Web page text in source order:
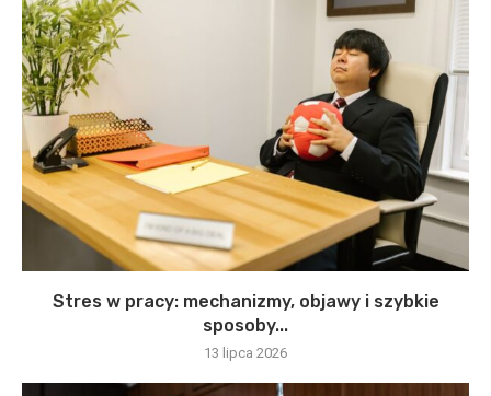
Stres w pracy: mechanizmy, objawy i szybkie
sposoby...
13 lipca 2026